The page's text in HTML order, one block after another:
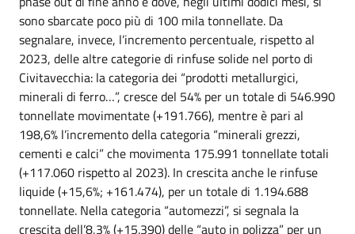
sono sbarcate poco più di 100 mila tonnellate. Da
segnalare, invece, l’incremento percentuale, rispetto al
2023, delle altre categorie di rinfuse solide nel porto di
Civitavecchia: la categoria dei “prodotti metallurgici,
minerali di ferro…”, cresce del 54% per un totale di 546.990
tonnellate movimentate (+191.766), mentre è pari al
198,6% l’incremento della categoria “minerali grezzi,
cementi e calci” che movimenta 175.991 tonnellate totali
(+117.060 rispetto al 2023). In crescita anche le rinfuse
liquide (+15,6%; +161.474), per un totale di 1.194.688
tonnellate. Nella categoria “automezzi”, si segnala la
crescita dell’8,3% (+15.390) delle “auto in polizza” per un